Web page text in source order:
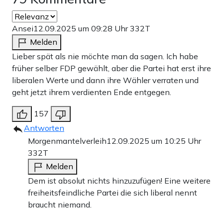
Ansei12.09.2025 um 09:28 Uhr332T
Melden
Lieber spät als nie möchte man da sagen. Ich habe
früher selber FDP gewählt, aber die Partei hat erst ihre
liberalen Werte und dann ihre Wähler verraten und
geht jetzt ihrem verdienten Ende entgegen.
157
Antworten
Morgenmantelverleih12.09.2025 um 10:25 Uhr
332T
Melden
Dem ist absolut nichts hinzuzufügen! Eine weitere
freiheitsfeindliche Partei die sich liberal nennt
braucht niemand.